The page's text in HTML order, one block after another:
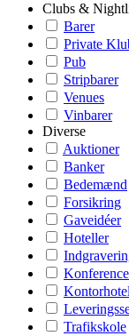
Clubs &
Barer
Private
Pub
Stripbarer
Venues
Vinbarer
Diverse
Auktioner
Banker
Bedemænd
Forsikring
Gaveidéer
Hoteller
Kontorhotel
Trafikskole